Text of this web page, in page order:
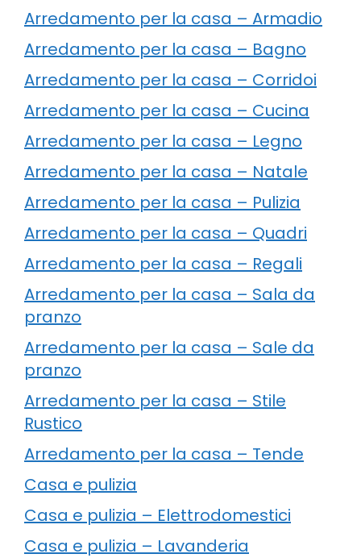
Arredamento per la casa – Armadio
Arredamento per la casa – Bagno
Arredamento per la casa – Corridoi
Arredamento per la casa – Cucina
Arredamento per la casa – Legno
Arredamento per la casa – Natale
Arredamento per la casa – Pulizia
Arredamento per la casa – Quadri
Arredamento per la casa – Regali
Arredamento per la casa – Sala da
pranzo
Arredamento per la casa – Sale da
pranzo
Arredamento per la casa – Stile
Rustico
Arredamento per la casa – Tende
Casa e pulizia
Casa e pulizia – Elettrodomestici
Casa e pulizia – Lavanderia